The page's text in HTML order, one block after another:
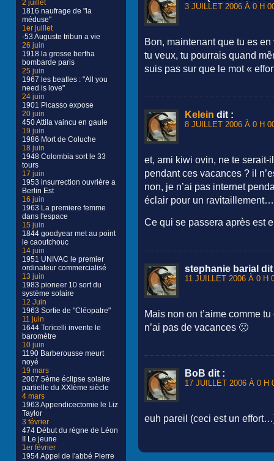
2 juillet
1816 naufrage de "la
méduse"
1er juillet
-53 Auguste tribun a vie
26 juin
1918 la grosse bertha
bombarde paris
25 juin
1967 les beatles : "All you
need is love"
24 juin
1901 Picasso expose
20 juin
450 Attila vaincu en gaule
19 juin
1986 Mort de Coluche
18 juin
1948 Colombia sort le 33
tours
17 juin
1953 insurrection ouvrière a
Berlin Est
16 juin
1963 La premiere femme
dans l'espace
15 juin
1844 goodyear met au point
le caoutchouc
14 juin
1951 UNIVAC le premier
ordinateur commercialisé
13 juin
1983 pioneer 10 sort du
système solaire
12 Juin
1963 Sortie de "Cléopatre"
11 juin
1644 Toricelli invente le
baromètre
10 juin
1190 Barberousse meurt
noyé
19 mars
2007 5ème éclipse solaire
partielle du XXIème siècle
4 mars
1963 Appendicectomie le Liz
Taylor
3 février
474 Début du règne de Léon
II Le jeune
1er février
1954 Appel de l'abbé Pierre
3 JUILLET 2006 À 0 H
Bon, maintenant que tu es
tu veux, tu pourrais quand
suis pas sur que le mot «
Kelein dit :
8 JUILLET 2006 À 0 H
et, ami kiwi ovin, ne te serait-
pendant ces vacances ? il
non, je n’ai pas internet
éclair pour un ravitaillement…
Ce qui se passera après est
stephanie barial dit
11 JUILLET 2006 À 0 H
Mais non on t’aime comme
n’ai pas de vacances 🙁
BoB dit :
17 JUILLET 2006 À 0 H
euh pareil (ceci est un